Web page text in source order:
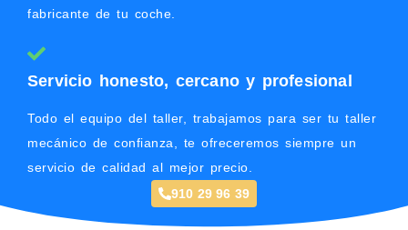
fabricante de tu coche.
Servicio honesto, cercano y profesional
Todo el equipo del taller, trabajamos para ser tu taller
mecánico de confianza, te ofreceremos siempre un
servicio de calidad al mejor precio.
910 29 96 39